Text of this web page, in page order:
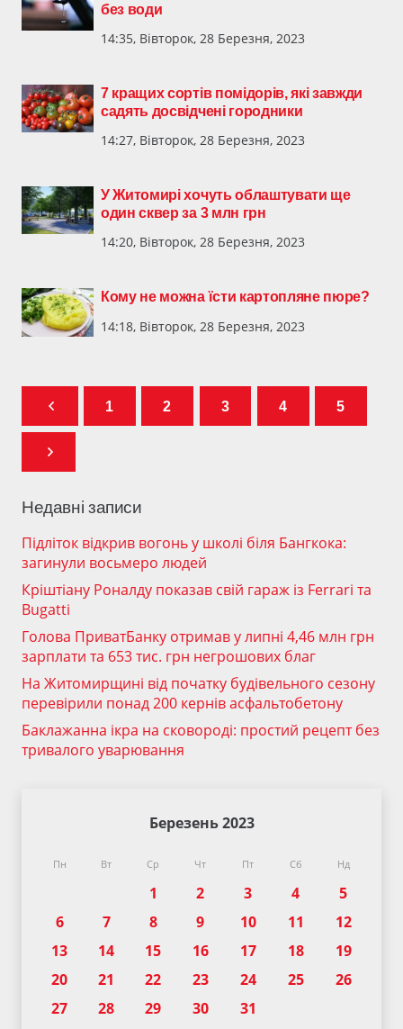
без води
14:35, Вівторок, 28 Березня, 2023
7 кращих сортів помідорів, які завжди
садять досвідчені городники
14:27, Вівторок, 28 Березня, 2023
У Житомирі хочуть облаштувати ще
один сквер за 3 млн грн
14:20, Вівторок, 28 Березня, 2023
Кому не можна їсти картопляне пюре?
14:18, Вівторок, 28 Березня, 2023
1 2 3 4 5
Недавні записи
Підліток відкрив вогонь у школі біля Бангкока:
загинули восьмеро людей
Кріштіану Роналду показав свій гараж із Ferrari та
Bugatti
Голова ПриватБанку отримав у липні 4,46 млн грн
зарплати та 653 тис. грн негрошових благ
На Житомирщині від початку будівельного сезону
перевірили понад 200 кернів асфальтобетону
Баклажанна ікра на сковороді: простий рецепт без
тривалого уварювання
Березень 2023
Пн Вт Ср Чт Пт Сб Нд
1 2 3 4
5
6
7 8 9 10 11
12
13
14 15 16 17 18
19
20
21 22 23 24 25
26
27
28 29 30 31